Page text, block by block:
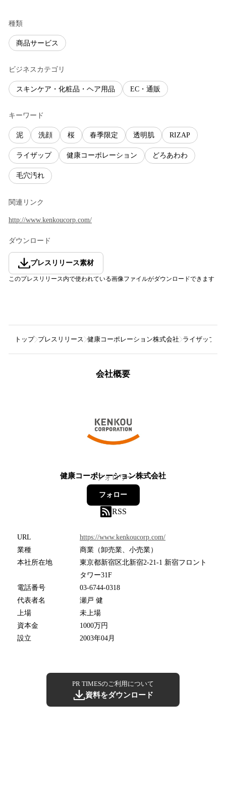
種類
商品サービス
ビジネスカテゴリ
スキンケア・化粧品・ヘア用品 EC・通販
キーワード
泥 洗顔 桜 春季限定 透明肌 RIZAP
ライザップ 健康コーポレーション どろあわわ
毛穴汚れ
関連リンク
http://www.kenkoucorp.com/
ダウンロード
プレスリリース素材
このプレスリリース内で使われている画像ファイルがダウンロードできます
トップ プレスリリース 健康コーポレーション株式会社 ライザップグ
会社概要
健康コーポレーション株式会社
2フォロワー
フォロー
RSS
URL
https://www.kenkoucorp.com/
業種
商業（卸売業、小売業）
本社所在地
東京都新宿区北新宿2-21-1 新宿フロント
タワー31F
電話番号
03-6744-0318
代表者名
瀬戸 健
上場
未上場
資本金
1000万円
設立
2003年04月
PR TIMESのご利用について
資料をダウンロード